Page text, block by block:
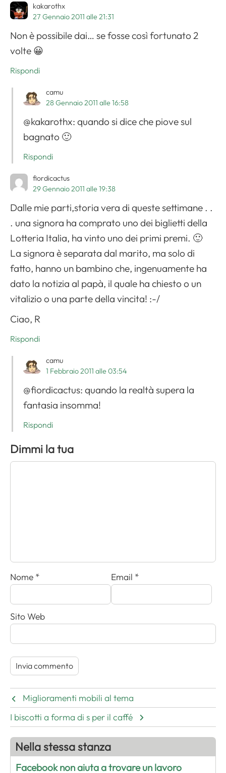
kakarothx
27 Gennaio 2011 alle 21:31
Non è possibile dai… se fosse così fortunato 2
volte 😀
Rispondi
camu
28 Gennaio 2011 alle 16:58
@kakarothx: quando si dice che piove sul
bagnato 🙂
Rispondi
fiordicactus
29 Gennaio 2011 alle 19:38
Dalle mie parti,storia vera di queste settimane . .
. una signora ha comprato uno dei biglietti della
Lotteria Italia, ha vinto uno dei primi premi. 🙂
La signora è separata dal marito, ma solo di
fatto, hanno un bambino che, ingenuamente ha
dato la notizia al papà, il quale ha chiesto o un
vitalizio o una parte della vincita! :-/
Ciao, R
Rispondi
camu
1 Febbraio 2011 alle 03:54
@fiordicactus: quando la realtà supera la
fantasia insomma!
Rispondi
Dimmi la tua
Nome * Email *
Sito Web
Miglioramenti mobili al tema
I biscotti a forma di s per il caffé
Nella stessa stanza
Facebook non aiuta a trovare un lavoro